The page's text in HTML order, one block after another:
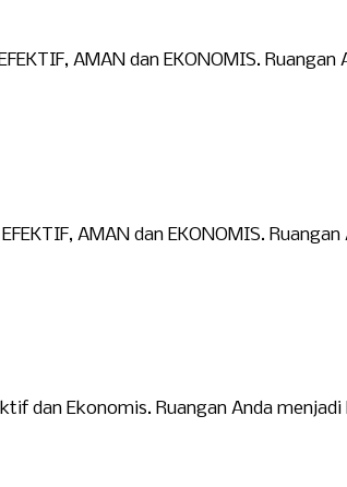
AMAN dan EKONOMIS. Ruangan
AMAN dan EKONOMIS.
dan Ekonomis. Ruangan Anda menjadi